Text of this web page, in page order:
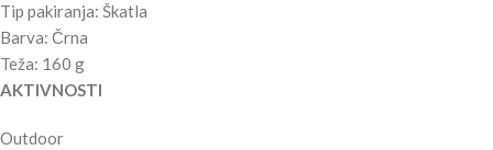
Tip pakiranja: Škatla
Barva: Črna
Teža: 160 g
AKTIVNOSTI
Outdoor